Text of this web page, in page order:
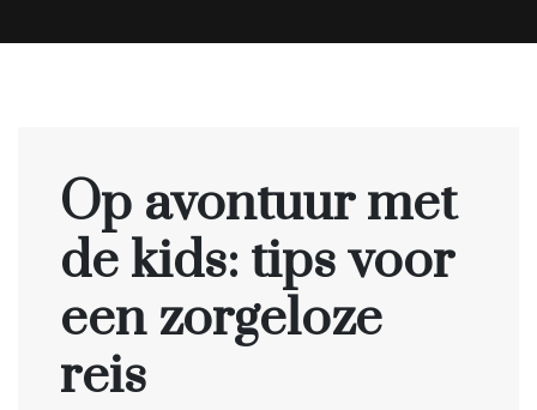
Op avontuur met
de kids: tips voor
een zorgeloze
reis